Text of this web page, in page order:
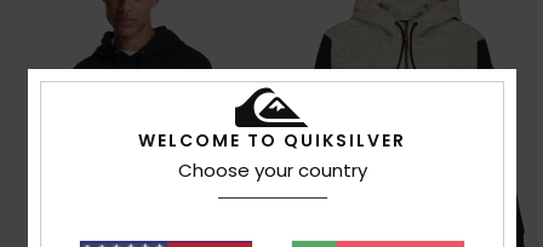
WELCOME TO QUIKSILVER
Choose your country